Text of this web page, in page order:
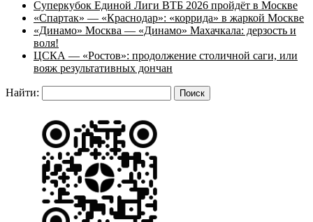
Суперкубок Единой Лиги ВТБ 2026 пройдёт в Москве
«Спартак» — «Краснодар»: «коррида» в жаркой Москве
«Динамо» Москва — «Динамо» Махачкала: дерзость и
воля!
ЦСКА — «Ростов»: продолжение столичной саги, или
вояж результативных дончан
Найти: